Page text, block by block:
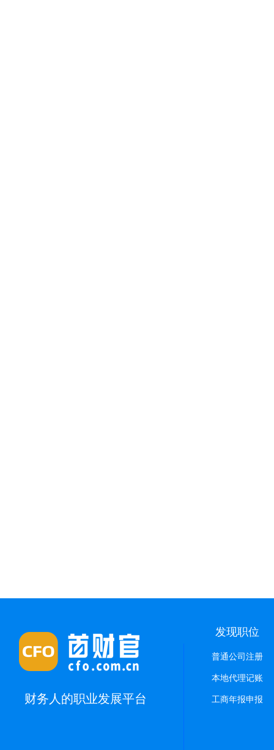
财务人的职业发展平台
发现职位
普通公司注册
本地代理记账
工商年报申报